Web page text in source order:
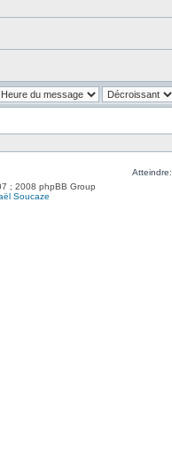
Atteindre:
; 2008 phpBB Group
Soucaze